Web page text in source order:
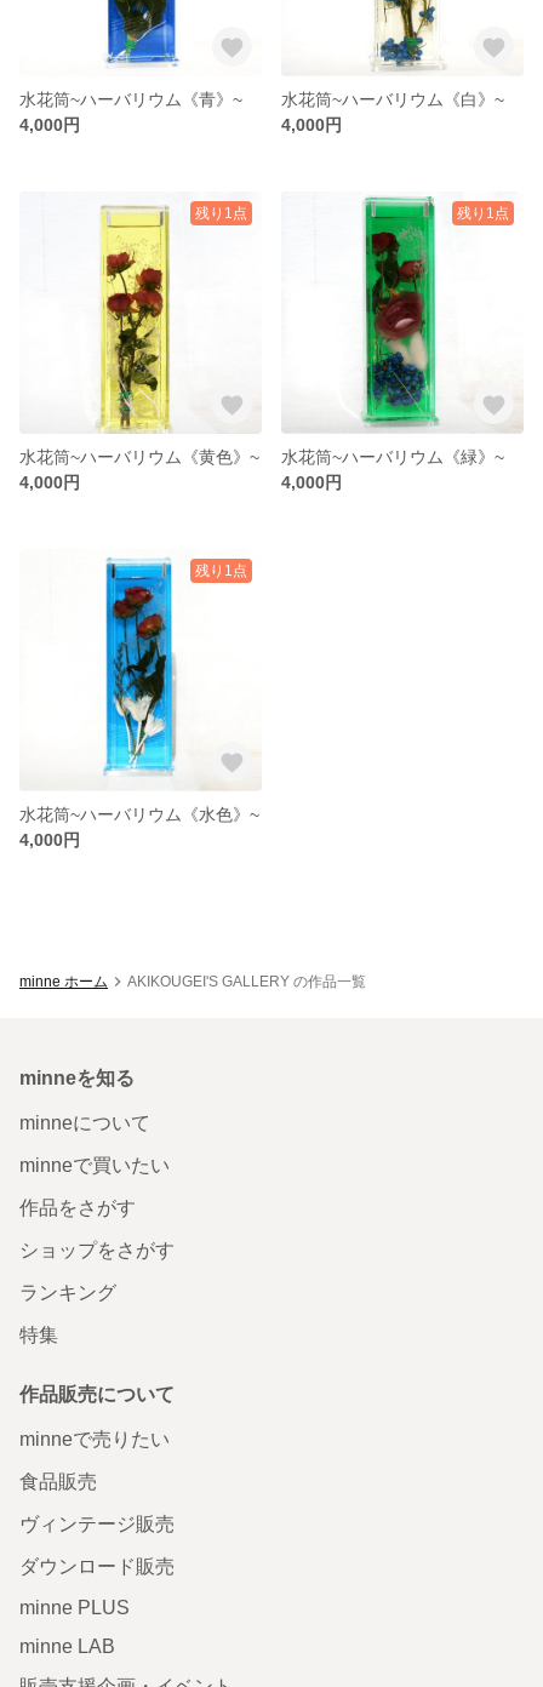
水花筒~ハーバリウム《青》~
4,000円
水花筒~ハーバリウム《白》~
4,000円
残り1点
水花筒~ハーバリウム《黄色》~
4,000円
残り1点
水花筒~ハーバリウム《緑》~
4,000円
残り1点
水花筒~ハーバリウム《水色》~
4,000円
minne ホーム AKIKOUGEI'S GALLERY の作品一覧
minneを知る
minneについて
minneで買いたい
作品をさがす
ショップをさがす
ランキング
特集
作品販売について
minneで売りたい
食品販売
ヴィンテージ販売
ダウンロード販売
minne PLUS
minne LAB